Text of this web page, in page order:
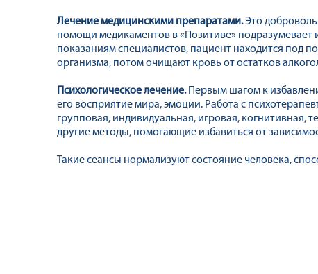
Лечение медицинскими препаратами.Это
помощи медикаментов в «Позитиве»
показаниям специалистов, пациент находится под
организма, потом очищают кровь от остатков
Психологическое лечение.Первым шагом к
его восприятие мира, эмоции. Работа с
групповая, индивидуальная, игровая, когнитивная,
другие методы, помогающие избавиться от
Такие сеансы нормализуют состояние человека,